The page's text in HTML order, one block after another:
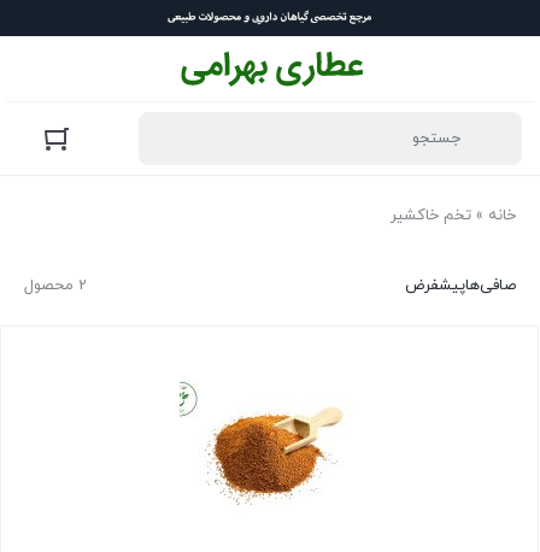
خانه » تخم خاکشیر
2 محصول صافی‌هاپیشفرض